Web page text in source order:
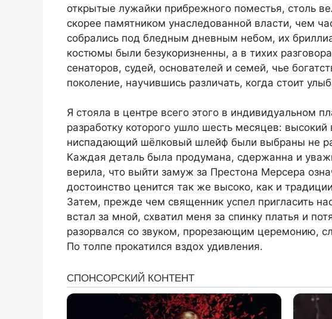
открытые лужайки прибрежного поместья, столь
скорее памятником унаследованной власти, чем
собрались под бледным дневным небом, их
костюмы были безукоризненны, а в тихих
сенаторов, судей, основателей и семей, чье
поколение, научившись различать, когда стоит
Я стояла в центре всего этого в индивидуальном
разработку которого ушло шесть месяцев:
ниспадающий шёлковый шлейф были выбраны не
Каждая деталь была продумана, сдержанна и
верила, что выйти замуж за Престона Мерсера
достоинство ценится так же высоко, как и
Затем, прежде чем священник успел пригласить
встал за мной, схватил меня за спинку платья и
разорвался со звуком, прорезающим церемонию,
По толпе прокатился вздох удивления.